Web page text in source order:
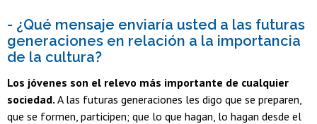
- ¿Qué mensaje enviaría usted a las futuras
generaciones en relación a la importancia
de la cultura?
Los jóvenes son el relevo más importante de cualquier
sociedad. A las futuras generaciones les digo que se preparen,
que se formen, participen; que lo que hagan, lo hagan desde el